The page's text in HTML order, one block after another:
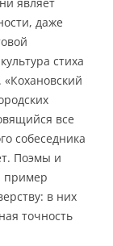
даже
стиха
все
собеседника
Поэмы и
пример
в них
точность